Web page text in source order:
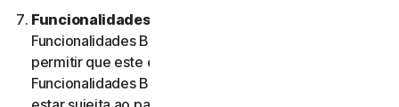
Funcionalidades Beta.
Funcionalidades Beta nos Serviços para o Utilizador e
permitir que este envie comentários. A utilização de
Funcionalidades Beta por parte do Utilizador pode